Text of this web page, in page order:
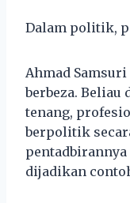
Dalam politik,
Ahmad
berbeza. Beliau
tenang,
berpolitik
dijadikan